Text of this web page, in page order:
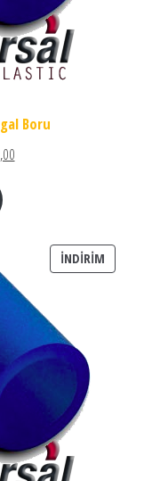
Boru
₺ 12.850,00.
Şu andaki fiyat: ₺
İNDIRIM